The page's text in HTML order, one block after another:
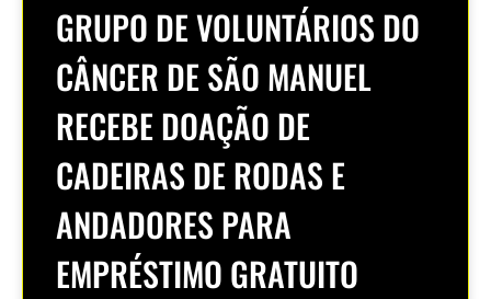
GRUPO DE VOLUNTÁRIOS DO
CÂNCER DE SÃO MANUEL
RECEBE DOAÇÃO DE
CADEIRAS DE RODAS E
ANDADORES PARA
EMPRÉSTIMO GRATUITO